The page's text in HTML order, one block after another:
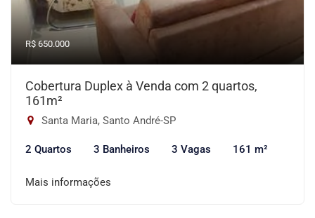
R$ 650.000
Cobertura Duplex à Venda com 2 quartos,
161m²
Santa Maria, Santo André-SP
2 Quartos 3 Banheiros 3 Vagas 161 m²
Mais informações